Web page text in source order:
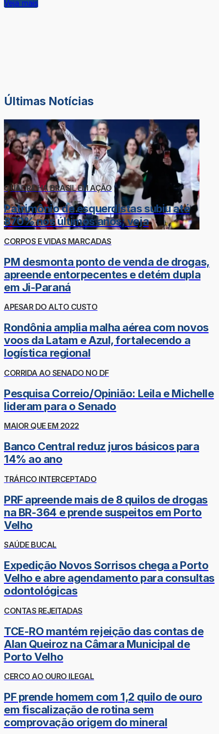
Veja mais
Últimas Notícias
QUADRILHA BRASIL EM AÇÃO
Patrimônio de esquerdistas subiu até
870% nos últimos anos; veja
CORPOS E VIDAS MARCADAS
PM desmonta ponto de venda de drogas,
apreende entorpecentes e detém dupla
em Ji-Paraná
APESAR DO ALTO CUSTO
Rondônia amplia malha aérea com novos
voos da Latam e Azul, fortalecendo a
logística regional
CORRIDA AO SENADO NO DF
Pesquisa Correio/Opinião: Leila e Michelle
lideram para o Senado
MAIOR QUE EM 2022
Banco Central reduz juros básicos para
14% ao ano
TRÁFICO INTERCEPTADO
PRF apreende mais de 8 quilos de drogas
na BR-364 e prende suspeitos em Porto
Velho
SAÚDE BUCAL
Expedição Novos Sorrisos chega a Porto
Velho e abre agendamento para consultas
odontológicas
CONTAS REJEITADAS
TCE-RO mantém rejeição das contas de
Alan Queiroz na Câmara Municipal de
Porto Velho
CERCO AO OURO ILEGAL
PF prende homem com 1,2 quilo de ouro
em fiscalização de rotina sem
comprovação origem do mineral